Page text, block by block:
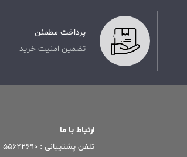
پرداخت مطمئن
تضمین امنیت خرید
ارتباط با ما
تلفن پشتیبانی : ۵۵۶۲۲۶۹۰ (۰۲۱)